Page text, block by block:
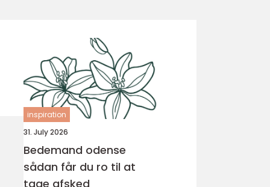
inspiration
31. July 2026
Bedemand odense
sådan får du ro til at
tage afsked